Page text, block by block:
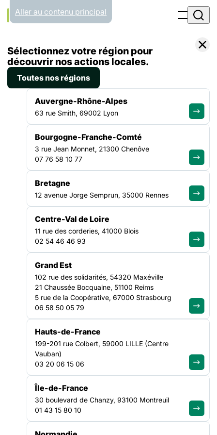
Panneau de gestion des cookies
Aller au contenu principal
Accueil Formations CIP en SIAE : Maîtriser les fondamentaux de l’accompagnement et les leviers d’optimisation de sa pratique
ÎLE-DE-FRANCE
CIP en SIAE : Maîtriser les
fondamentaux de
l’accompagnement et les
leviers d’optimisation de sa
pratique
Session : 6 novembre, 24-25 novembre et 16 décembre 2026
Date et durée :
06/11/2026 - 4 jours
Lieu :
Paris ou Porte de Paris (Montreuil)
Type de formation :
En présentiel
Public :
Être en situation d'accompagnement en SIAE
Adhérent :
350€
Non-adhérent :
La fonction de CIP en SIAE s’exerce dans un contexte
spécifique, et nécessite un travail d’articulation avec de
nombreuses parte-naires prenantes en interne et en externe.
Cette session vise à accompagner le développement de
Sélectionnez votre région pour
découvrir nos actions locales.
Toutes nos régions
Auvergne-Rhône-Alpes
63 rue Smith, 69002 Lyon
Bourgogne-Franche-Comté
3 rue Jean Monnet, 21300 Chenôve
07 76 58 10 77
Bretagne
12 avenue Jorge Semprun, 35000 Rennes
Centre-Val de Loire
11 rue des corderies, 41000 Blois
02 54 46 46 93
Grand Est
102 rue des solidarités, 54320 Maxéville
21 Chaussée Bocquaine, 51100 Reims
5 rue de la Coopérative, 67000 Strasbourg
06 58 50 05 79
Hauts-de-France
199-201 rue Colbert, 59000 LILLE (Centre
Vauban)
03 20 06 15 06
Île-de-France
30 boulevard de Chanzy, 93100 Montreuil
01 43 15 80 10